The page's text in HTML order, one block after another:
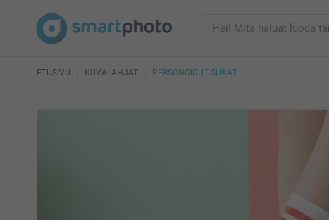
ETUSIVU KUVALAHJAT PERSONOIDUT SUKAT